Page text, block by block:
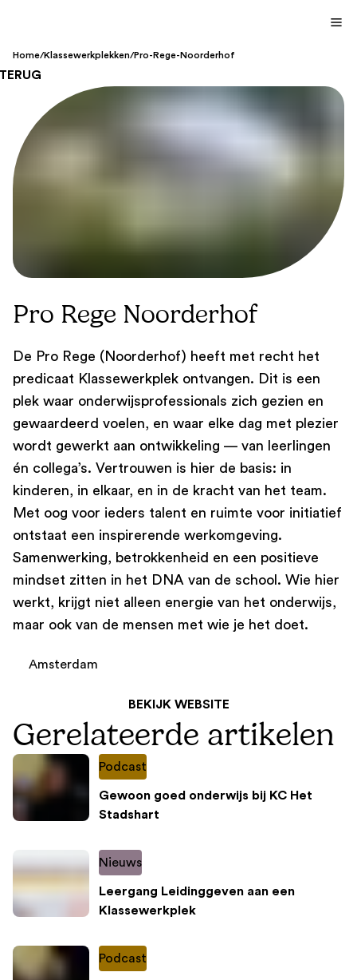
Home/Klassewerkplekken/Pro-Rege-Noorderhof
Pro Rege Noorderhof
De Pro Rege (Noorderhof) heeft met recht het
predicaat Klassewerkplek ontvangen. Dit is een
plek waar onderwijsprofessionals zich gezien en
gewaardeerd voelen, en waar elke dag met plezier
wordt gewerkt aan ontwikkeling — van leerlingen
én collega’s. Vertrouwen is hier de basis: in
kinderen, in elkaar, en in de kracht van het team.
Met oog voor ieders talent en ruimte voor initiatief
ontstaat een inspirerende werkomgeving.
Samenwerking, betrokkenheid en een positieve
mindset zitten in het DNA van de school. Wie hier
werkt, krijgt niet alleen energie van het onderwijs,
maar ook van de mensen met wie je het doet.
Amsterdam
BEKIJK WEBSITE
Gerelateerde artikelen
Podcast
Gewoon goed onderwijs bij KC Het
Stadshart
Nieuws
Leergang Leidinggeven aan een
Klassewerkplek
Podcast